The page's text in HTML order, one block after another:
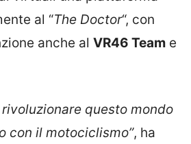
al “The Doctor“, con
anche al VR46 Team e
questo mondo
con il motociclismo”, ha